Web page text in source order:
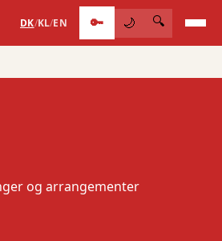
DK/KL/EN 🔑 🌙 🔍
og arrangementer